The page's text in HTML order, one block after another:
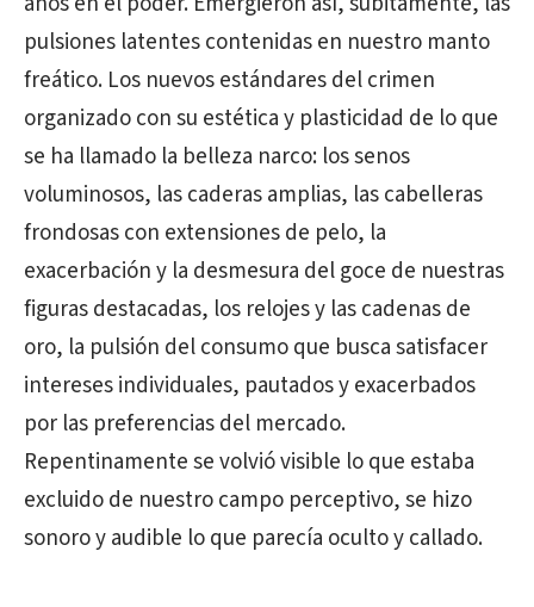
pulsiones latentes contenidas en nuestro manto
freático. Los nuevos estándares del crimen
organizado con su estética y plasticidad de lo que
se ha llamado la belleza narco: los senos
voluminosos, las caderas amplias, las cabelleras
frondosas con extensiones de pelo, la
exacerbación y la desmesura del goce de nuestras
figuras destacadas, los relojes y las cadenas de
oro, la pulsión del consumo que busca satisfacer
intereses individuales, pautados y exacerbados
por las preferencias del mercado.
Repentinamente se volvió visible lo que estaba
excluido de nuestro campo perceptivo, se hizo
sonoro y audible lo que parecía oculto y callado.